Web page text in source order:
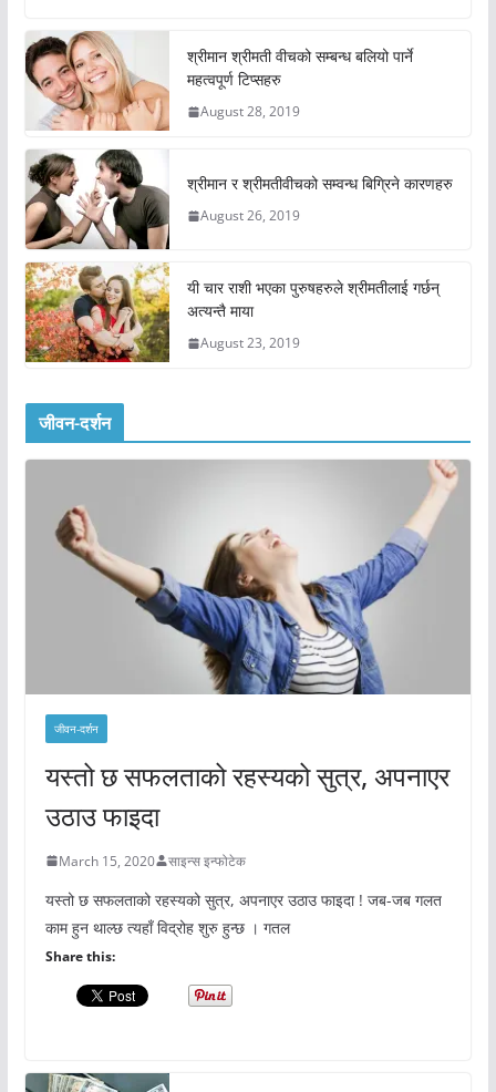
श्रीमान श्रीमती वीचको सम्बन्ध बलियो पार्ने
महत्वपूर्ण टिप्सहरु
August 28, 2019
श्रीमान र श्रीमतीवीचको सम्वन्ध बिग्रिने कारणहरु
August 26, 2019
यी चार राशी भएका पुरुषहरुले श्रीमतीलाई गर्छन्
अत्यन्तै माया
August 23, 2019
जीवन-दर्शन
जीवन-दर्शन
यस्तो छ सफलताको रहस्यको सुत्र, अपनाएर
उठाउ फाइदा
March 15, 2020 साइन्स इन्फोटेक
यस्तो छ सफलताको रहस्यको सुत्र, अपनाएर उठाउ फाइदा ! जब-जब गलत
काम हुन थाल्छ त्यहाँ विद्रोह शुरु हुन्छ । गतल
Share this: